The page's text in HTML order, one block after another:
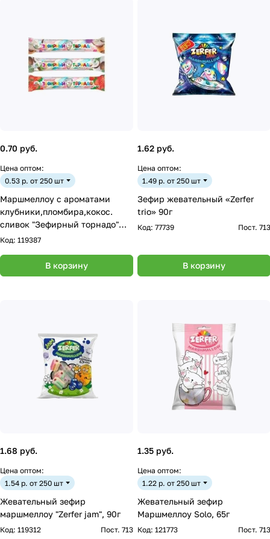
0.70 руб.
Цена оптом:
0.53 р. от 250 шт
Маршмеллоу с ароматами
клубники,пломбира,кокос.
сливок "Зефирный торнадо"
10гр.
Код: 119387
В корзину
1.62 руб.
Цена оптом:
1.49 р. от 250 шт
Зефир жевательный «Zerfer
trio» 90г
Код: 77739 Пост. 713
В корзину
1.68 руб.
Цена оптом:
1.54 р. от 250 шт
Жевательный зефир
маршмеллоу "Zerfer jam", 90г
Код: 119312 Пост. 713
1.35 руб.
Цена оптом:
1.22 р. от 250 шт
Жевательный зефир
Маршмеллоу Solo, 65г
Код: 121773 Пост. 713